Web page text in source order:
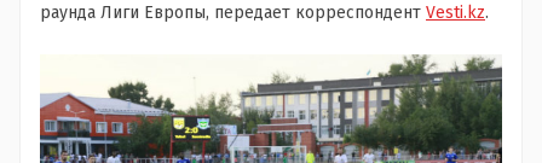
раунда Лиги Европы, передает корреспондент Vesti.kz.